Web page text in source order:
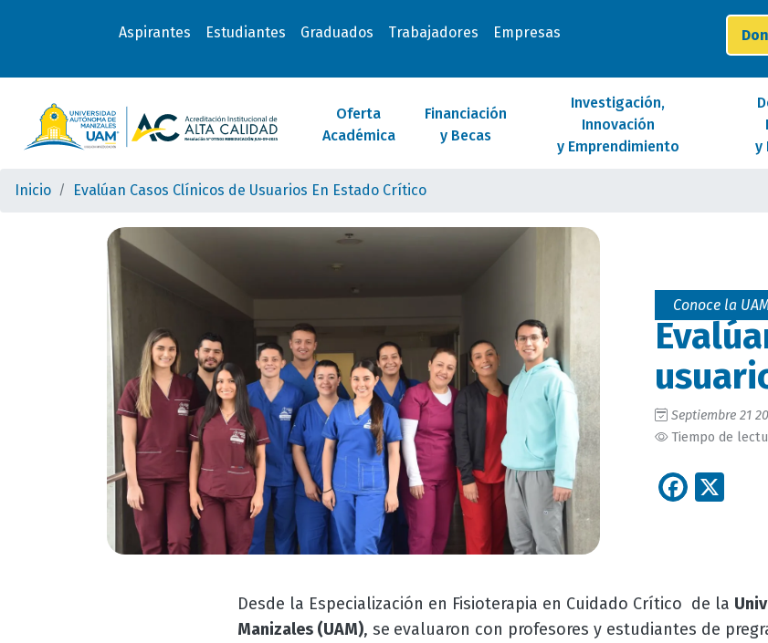
Aspirantes Estudiantes Graduados Trabajadores Empresas
Oferta
Académica
Financiación
y Becas
Investigación,
Innovación
y Emprendimiento
y
Inicio Evalúan Casos Clínicos de Usuarios En Estado Crítico
Conoce la
Septiembre 21
Tiempo de
Desde la Especialización en Fisioterapia en Cuidado Crítico de la
Manizales (UAM), se evaluaron con profesores y estudiantes de